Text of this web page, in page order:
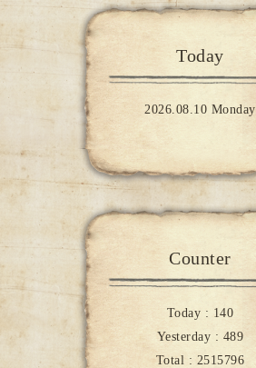
Today
2026.08.10 Monday
Counter
Today : 140
Yesterday : 489
Total : 2515796